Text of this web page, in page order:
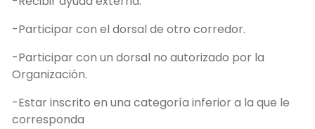
-Participar con el dorsal de otro corredor.
-Participar con un dorsal no autorizado por la
Organización.
-Estar inscrito en una categoría inferior a la que le
corresponda